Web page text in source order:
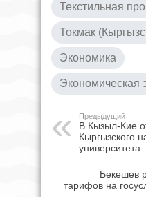
Текстильная
Токмак
Экономика
Экономическая
Предыдущий
В Кызыл-Кие
Кыргызского
университета
Бекешев
тарифов на